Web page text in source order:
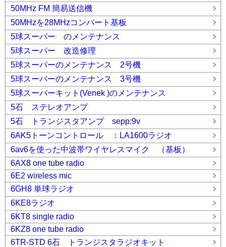
50MHz FM 簡易送信機
50MHzを28MHzコンバート基板
5球スーパー のメンテナンス
5球スーパー 改造修理
5球スーパーのメンテナンス 2号機
5球スーパーのメンテナンス 3号機
5球スーパーキット(Venek )のメンテナンス
5石 ステレオアンプ
5石 トランジスタアンプ sepp:9v
6AK5トーンコントロール ：LA1600ラジオ
6av6を使った中波帯ワイヤレスマイク （基板）
6AX8 one tube radio
6E2 wireless mic
6GH8 単球ラジオ
6KE8ラジオ
6KT8 single radio
6KZ8 one tube radio
6TR-STD 6石 トランジスタラジオキット